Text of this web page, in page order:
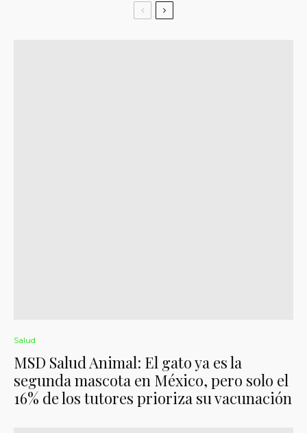
Salud
MSD Salud Animal: El gato ya es la
segunda mascota en México, pero solo el
16% de los tutores prioriza su vacunación